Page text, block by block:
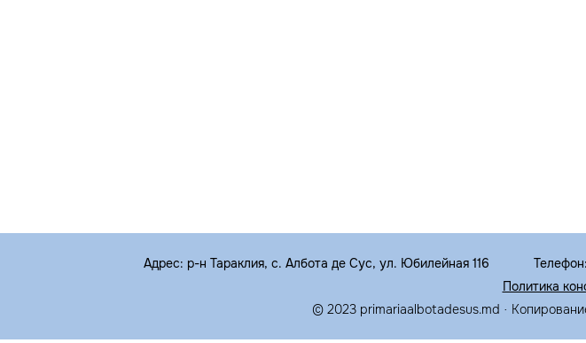
Адрес: р-н Тараклия, с. Албота де Сус, ул. Юбилейная 116
Политика
© 2023 primariaalbotadesus.md ·